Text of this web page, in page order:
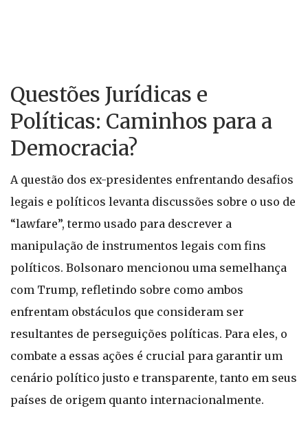
Questões Jurídicas e
Políticas: Caminhos para a
Democracia?
A questão dos ex-presidentes enfrentando desafios
legais e políticos levanta discussões sobre o uso de
“lawfare”, termo usado para descrever a
manipulação de instrumentos legais com fins
políticos. Bolsonaro mencionou uma semelhança
com Trump, refletindo sobre como ambos
enfrentam obstáculos que consideram ser
resultantes de perseguições políticas. Para eles, o
combate a essas ações é crucial para garantir um
cenário político justo e transparente, tanto em seus
países de origem quanto internacionalmente.